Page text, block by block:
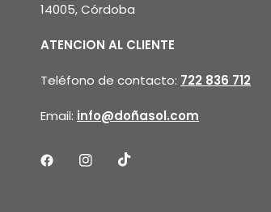
14005, Córdoba
ATENCION AL CLIENTE
Teléfono de contacto: 722 836 712
Email: info@doñasol.com